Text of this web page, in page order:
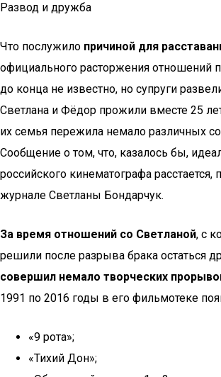
Развод и дружба
Что послужило причиной для
официального расторжения отношений
до конца не известно, но супруги
Светлана и Фёдор прожили вместе 25
их семья пережила немало различных
Сообщение о том, что, казалось бы,
российского кинематографа расстается,
журнале Светланы Бондарчук.
За время отношений со Светланой, с
решили после разрыва брака остаться
совершил немало творческих
1991 по 2016 годы в его фильмотеке
«9 рота»;
«Тихий Дон»;